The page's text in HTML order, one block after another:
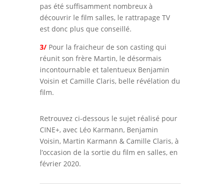
pas été suffisamment nombreux à
découvrir le film salles, le rattrapage TV
est donc plus que conseillé.
3/Pour la fraicheur de son casting qui
réunit son frère Martin, le désormais
incontournable et talentueux Benjamin
Voisin et Camille Claris, belle révélation du
film.
Retrouvez ci-dessous le sujet réalisé pour
CINE+, avec Léo Karmann, Benjamin
Voisin, Martin Karmann & Camille Claris, à
l’occasion de la sortie du film en salles, en
février 2020.